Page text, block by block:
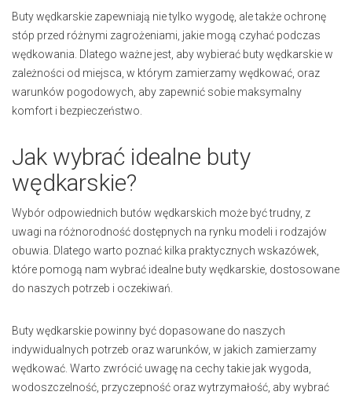
Buty wędkarskie zapewniają nie tylko wygodę, ale także ochronę
stóp przed różnymi zagrożeniami, jakie mogą czyhać podczas
wędkowania. Dlatego ważne jest, aby wybierać buty wędkarskie w
zależności od miejsca, w którym zamierzamy wędkować, oraz
warunków pogodowych, aby zapewnić sobie maksymalny
komfort i bezpieczeństwo.
Jak wybrać idealne buty
wędkarskie?
Wybór odpowiednich butów wędkarskich może być trudny, z
uwagi na różnorodność dostępnych na rynku modeli i rodzajów
obuwia. Dlatego warto poznać kilka praktycznych wskazówek,
które pomogą nam wybrać idealne buty wędkarskie, dostosowane
do naszych potrzeb i oczekiwań.
Buty wędkarskie powinny być dopasowane do naszych
indywidualnych potrzeb oraz warunków, w jakich zamierzamy
wędkować. Warto zwrócić uwagę na cechy takie jak wygoda,
wodoszczelność, przyczepność oraz wytrzymałość, aby wybrać